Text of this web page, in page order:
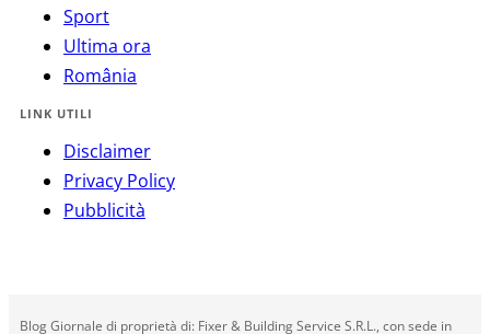
Sport
Ultima ora
România
LINK UTILI
Disclaimer
Privacy Policy
Pubblicità
Blog Giornale di proprietà di: Fixer & Building Service S.R.L., con sede in